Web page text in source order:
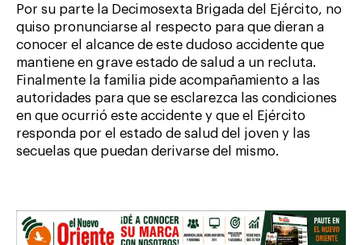
Por su parte la Decimosexta Brigada del Ejército, no
quiso pronunciarse al respecto para que dieran a
conocer el alcance de este dudoso accidente que
mantiene en grave estado de salud a un recluta.
Finalmente la familia pide acompañamiento a las
autoridades para que se esclarezca las condiciones
en que ocurrió este accidente y que el Ejército
responda por el estado de salud del joven y las
secuelas que puedan derivarse del mismo.